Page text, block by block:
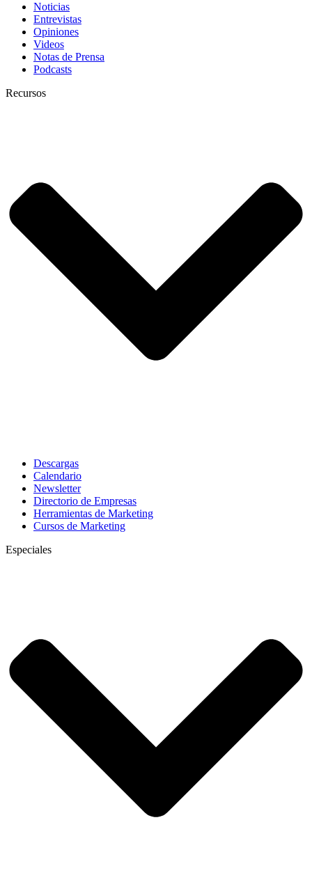
Noticias
Entrevistas
Opiniones
Videos
Notas de Prensa
Podcasts
Recursos
Descargas
Calendario
Newsletter
Directorio de Empresas
Herramientas de Marketing
Cursos de Marketing
Especiales